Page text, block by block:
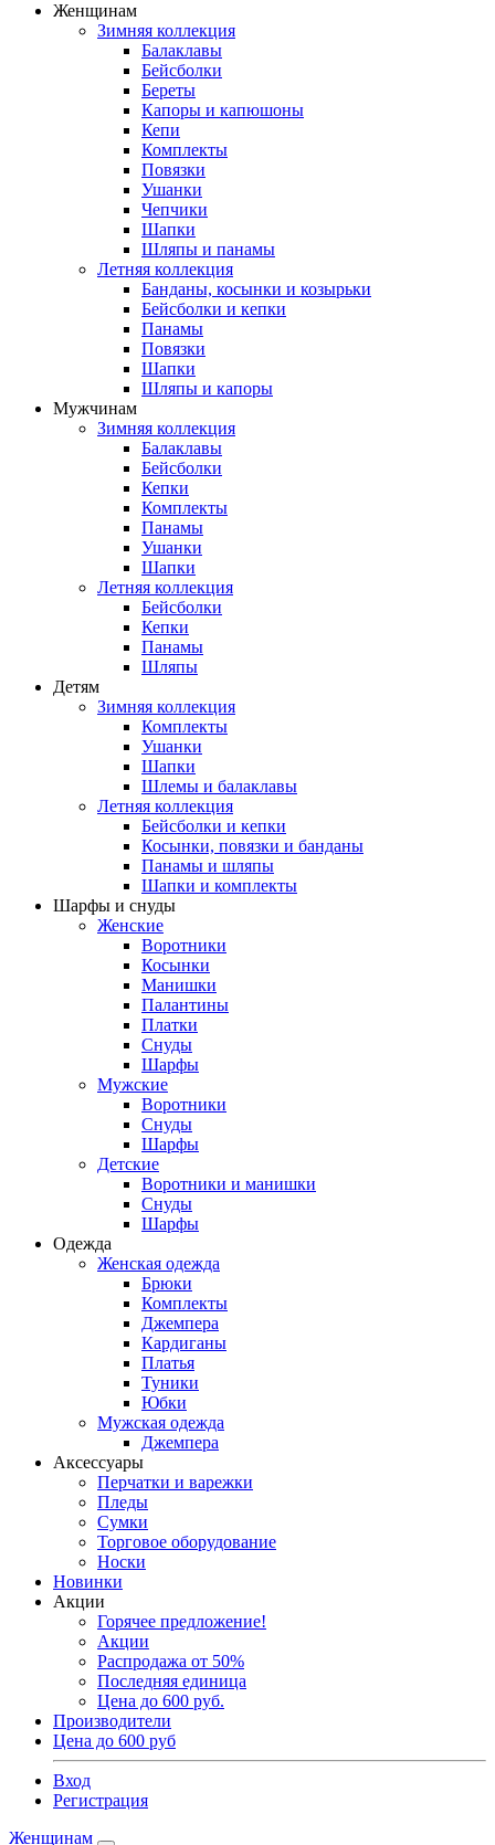
Женщинам
Зимняя коллекция
Балаклавы
Бейсболки
Береты
Капоры и капюшоны
Кепи
Комплекты
Повязки
Ушанки
Чепчики
Шапки
Шляпы и панамы
Летняя коллекция
Банданы, косынки и козырьки
Бейсболки и кепки
Панамы
Повязки
Шапки
Шляпы и капоры
Мужчинам
Зимняя коллекция
Балаклавы
Бейсболки
Кепки
Комплекты
Панамы
Ушанки
Шапки
Летняя коллекция
Бейсболки
Кепки
Панамы
Шляпы
Детям
Зимняя коллекция
Комплекты
Ушанки
Шапки
Шлемы и балаклавы
Летняя коллекция
Бейсболки и кепки
Косынки, повязки и банданы
Панамы и шляпы
Шапки и комплекты
Шарфы и снуды
Женские
Воротники
Косынки
Манишки
Палантины
Платки
Снуды
Шарфы
Мужские
Воротники
Снуды
Шарфы
Детские
Воротники и манишки
Снуды
Шарфы
Одежда
Женская одежда
Брюки
Комплекты
Джемпера
Кардиганы
Платья
Туники
Юбки
Мужская одежда
Джемпера
Аксессуары
Перчатки и варежки
Пледы
Сумки
Торговое оборудование
Носки
Новинки
Акции
Горячее предложение!
Акции
Распродажа от 50%
Последняя единица
Цена до 600 руб.
Производители
Цена до 600 руб
Вход
Регистрация
Женщинам